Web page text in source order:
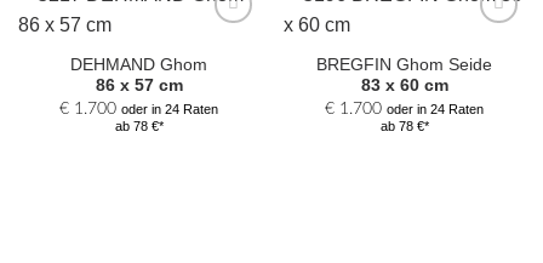
hinzufügen
DEHMAND Ghom
86 x 57 cm
€ 1.700 oder in 24 Raten
ab 78 €*
Auswahl
hinzufügen
BREGFIN Ghom Seide
83 x 60 cm
€ 1.700 oder in 24 Raten
ab 78 €*